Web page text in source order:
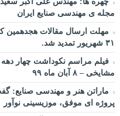
سخنرانی دکتر دیواندری در
سخنرانی دکتر علیرضا فیض بخش
مجله ی مهندسی صنایع ایران
مهلت ارسال مقالات هجدهمین
۳۱ شهریور تمدید شد.
فیلم مراسم نکوداشت چهار دهه
مشایخی – ۸ آبان ماه ۹۹
ماراتن هنر و مهندسی صنایع:
پروژه ای موفق، موزیسینی نوآور